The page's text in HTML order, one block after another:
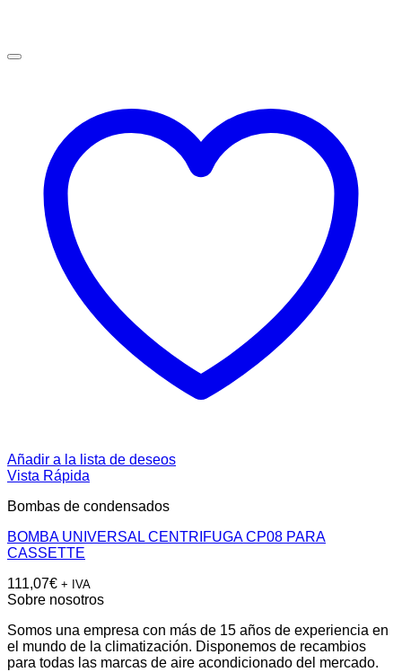
Añadir a la lista de deseos
Vista Rápida
Bombas de condensados
BOMBA UNIVERSAL CENTRIFUGA CP08 PARA
CASSETTE
111,07€ + IVA
Sobre nosotros
Somos una empresa con más de 15 años de experiencia en
el mundo de la climatización. Disponemos de recambios
para todas las marcas de aire acondicionado del mercado.